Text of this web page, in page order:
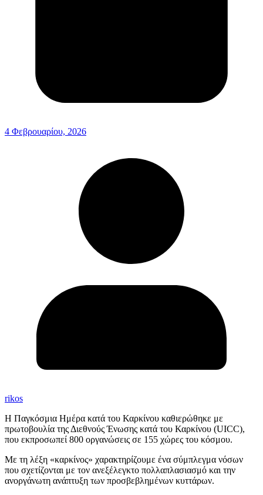
4 Φεβρουαρίου, 2026
rikos
Η Παγκόσμια Ημέρα κατά του Καρκίνου καθιερώθηκε με
πρωτοβουλία της Διεθνούς Ένωσης κατά του Καρκίνου (UICC),
που εκπροσωπεί 800 οργανώσεις σε 155 χώρες του κόσμου.
Με τη λέξη «καρκίνος» χαρακτηρίζουμε ένα σύμπλεγμα νόσων
που σχετίζονται με τον ανεξέλεγκτο πολλαπλασιασμό και την
ανοργάνωτη ανάπτυξη των προσβεβλημένων κυττάρων.